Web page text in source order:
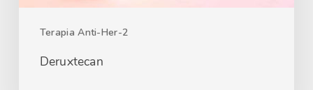
Terapia Anti-Her-2
Deruxtecan